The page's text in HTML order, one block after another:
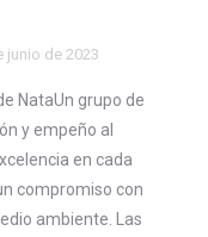
junio de 2023
NataUn grupo de
y empeño al
en cada
compromiso con
ambiente. Las